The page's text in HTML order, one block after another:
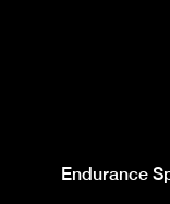
Endurance